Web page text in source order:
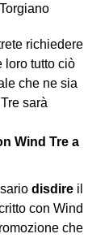
richiedere
loro tutto ciò
che ne sia
sarà
Wind Tre a
disdire il
con Wind
che